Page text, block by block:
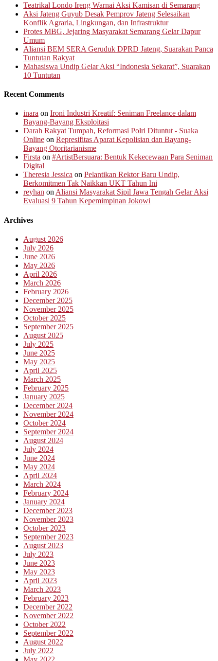
Teatrikal Londo Ireng Warnai Aksi Kamisan di Semarang
Aksi Jateng Guyub Desak Pemprov Jateng Selesaikan
Konflik Agraria, Lingkungan, dan Infrastruktur
Protes MBG, Jejaring Masyarakat Semarang Gelar Dapur
Umum
Aliansi BEM SERA Geruduk DPRD Jateng, Suarakan Panca
Tuntutan Rakyat
Mahasiswa Undip Gelar Aksi “Indonesia Sekarat”, Suarakan
10 Tuntutan
Recent Comments
inara on Ironi Industri Kreatif: Seniman Freelance dalam
Bayang-Bayang Eksploitasi
Darah Rakyat Tumpah, Reformasi Polri Dituntut - Suaka
Online on Represifitas Aparat Kepolisian dan Bayang-
Bayang Otoritarianisme
Firsta on #ArtistBersuara: Bentuk Kekecewaan Para Seniman
Digital
Theresia Jessica on Pelantikan Rektor Baru Undip,
Berkomitmen Tak Naikkan UKT Tahun Ini
reyhan on Aliansi Masyarakat Sipil Jawa Tengah Gelar Aksi
Evaluasi 9 Tahun Kepemimpinan Jokowi
Archives
August 2026
July 2026
June 2026
May 2026
April 2026
March 2026
February 2026
December 2025
November 2025
October 2025
September 2025
August 2025
July 2025
June 2025
May 2025
April 2025
March 2025
February 2025
January 2025
December 2024
November 2024
October 2024
September 2024
August 2024
July 2024
June 2024
May 2024
April 2024
March 2024
February 2024
January 2024
December 2023
November 2023
October 2023
September 2023
August 2023
July 2023
June 2023
May 2023
April 2023
March 2023
February 2023
December 2022
November 2022
October 2022
September 2022
August 2022
July 2022
May 2022